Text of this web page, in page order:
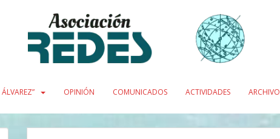
OPINIÓN COMUNICADOS ACTIVIDADES ARCHIVO